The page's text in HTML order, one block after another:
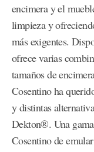
encimera y el
limpieza y
más exigentes.
ofrece varias
tamaños de
Cosentino ha
y distintas
Dekton®. Una
Cosentino de